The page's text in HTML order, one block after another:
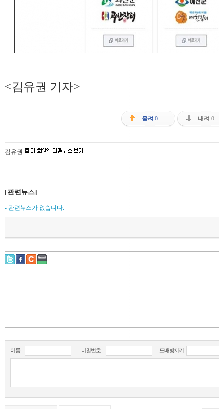
<김유권 기자>
올려 0 내려 0
김유권
[관련뉴스]
- 관련뉴스가 없습니다.